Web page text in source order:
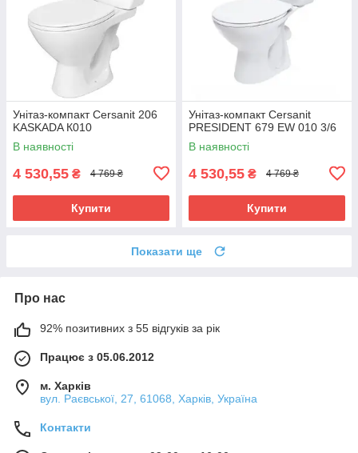
Унітаз-компакт Cersanit 206
KASKADA К010
В наявності
4 530,55 ₴ 4 769 ₴
Купити
Унітаз-компакт Cersanit
PRESIDENT 679 EW 010 3/6
В наявності
4 530,55 ₴ 4 769 ₴
Купити
Показати ще
Про нас
92% позитивних з 55 відгуків за рік
Працює з 05.06.2012
м. Харків
вул. Раєвської, 27, 61068, Харків, Україна
Контакти